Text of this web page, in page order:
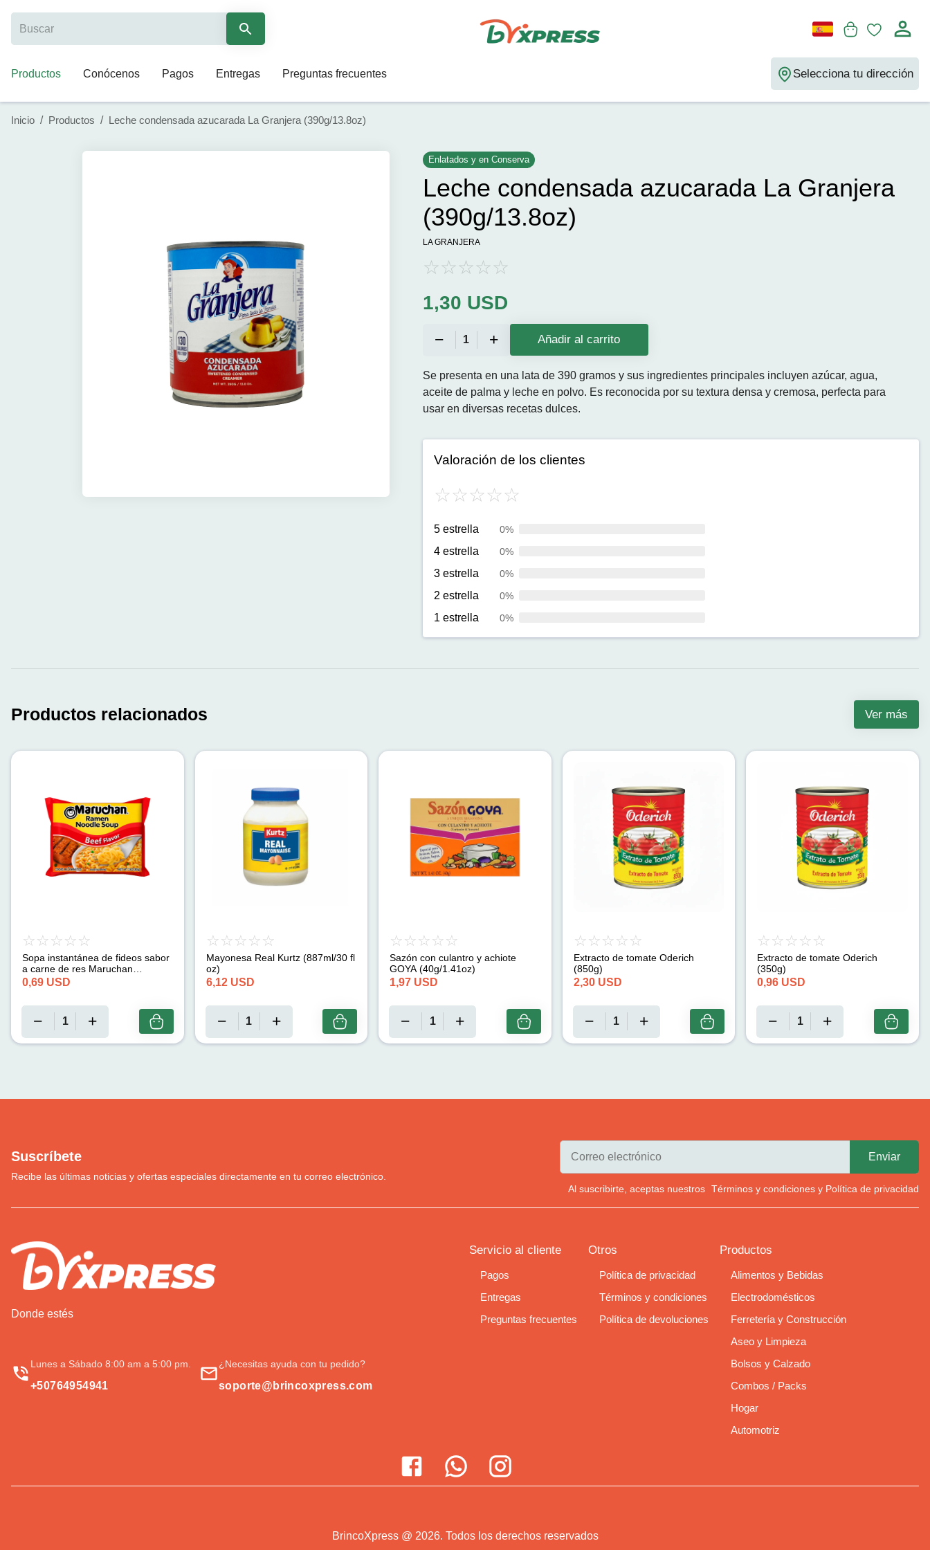
Productos Conócenos Pagos Entregas Preguntas frecuentes Selecciona tu dirección
Inicio / Productos / Leche condensada azucarada La Granjera (390g/13.8oz)
Enlatados y en Conserva
Leche condensada azucarada La Granjera
(390g/13.8oz)
LA GRANJERA
1,30 USD
Añadir al carrito
Se presenta en una lata de 390 gramos y sus ingredientes principales incluyen azúcar, agua,
aceite de palma y leche en polvo. Es reconocida por su textura densa y cremosa, perfecta para
usar en diversas recetas dulces.
Valoración de los clientes
5 estrella 0%
4 estrella 0%
3 estrella 0%
2 estrella 0%
1 estrella 0%
Productos relacionados Ver más
Sopa instantánea de fideos sabor
a carne de res Maruchan
(85g/2.99oz)
0,69 USD
Mayonesa Real Kurtz (887ml/30 fl
oz)
6,12 USD
Sazón con culantro y achiote
GOYA (40g/1.41oz)
1,97 USD
Extracto de tomate Oderich
(850g)
2,30 USD
Extracto de tomate Oderich
(350g)
0,96 USD
Suscríbete
Recibe las últimas noticias y ofertas especiales directamente en tu correo electrónico.
Al suscribirte, aceptas nuestros Términos y condiciones y Política de privacidad
Donde estés
Lunes a Sábado 8:00 am a 5:00 pm.
+50764954941
¿Necesitas ayuda con tu pedido?
soporte@brincoxpress.com
Servicio al cliente
Pagos
Entregas
Preguntas frecuentes
Otros
Política de privacidad
Términos y condiciones
Política de devoluciones
Productos
Alimentos y Bebidas
Electrodomésticos
Ferretería y Construcción
Aseo y Limpieza
Bolsos y Calzado
Combos / Packs
Hogar
Automotriz
BrincoXpress@ 2026. Todos los derechos reservados